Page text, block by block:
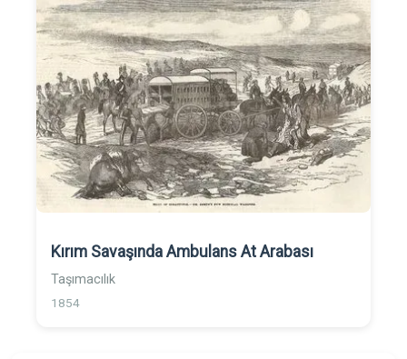
Kırım Savaşında Ambulans At Arabası
Taşımacılık
1854